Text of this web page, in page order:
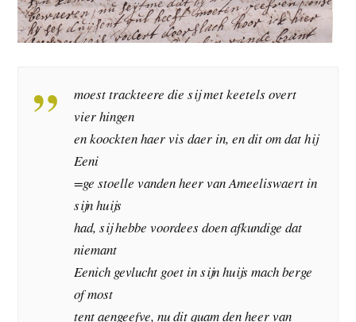
moest trackteere die sij met keetels overt
vier hingen
en koockten haer vis daer in, en dit om dat hij
Eeni
=ge stoelle vanden heer van Ameeliswaert in
sijn huijs
had, sij hebbe voordees doen afkundige dat
niemant
Eenich gevlucht goet in sijn huijs mach berge
of most
tent aengeefve, nu dit quam den heer van